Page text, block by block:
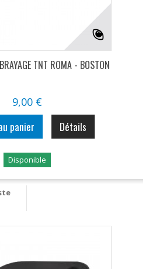
TNT ROMA - BOSTON
9,00 €
panier Détails
Disponible